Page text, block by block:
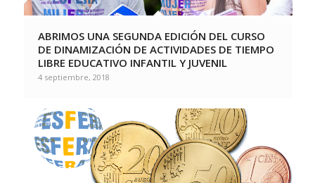
ABRIMOS UNA SEGUNDA EDICIÓN DEL CURSO
DE DINAMIZACIÓN DE ACTIVIDADES DE TIEMPO
LIBRE EDUCATIVO INFANTIL Y JUVENIL
4 septiembre, 2018